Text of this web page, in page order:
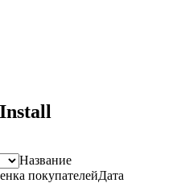
Название
покупателейДата